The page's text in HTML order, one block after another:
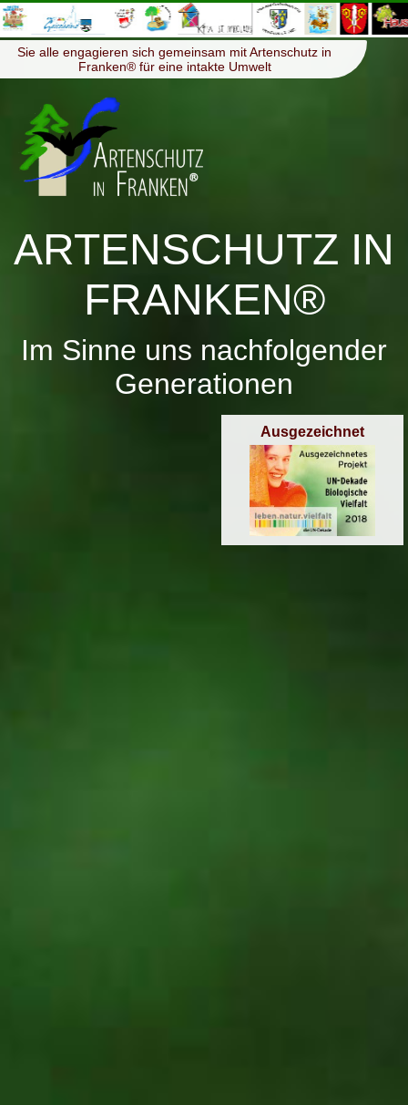
Menü ≡
Sie alle engagieren sich gemeinsam mit Artenschutz in
Franken® für eine intakte Umwelt
ARTENSCHUTZ IN
FRANKEN®
Im Sinne uns nachfolgender
Generationen
Ausgezeichnet